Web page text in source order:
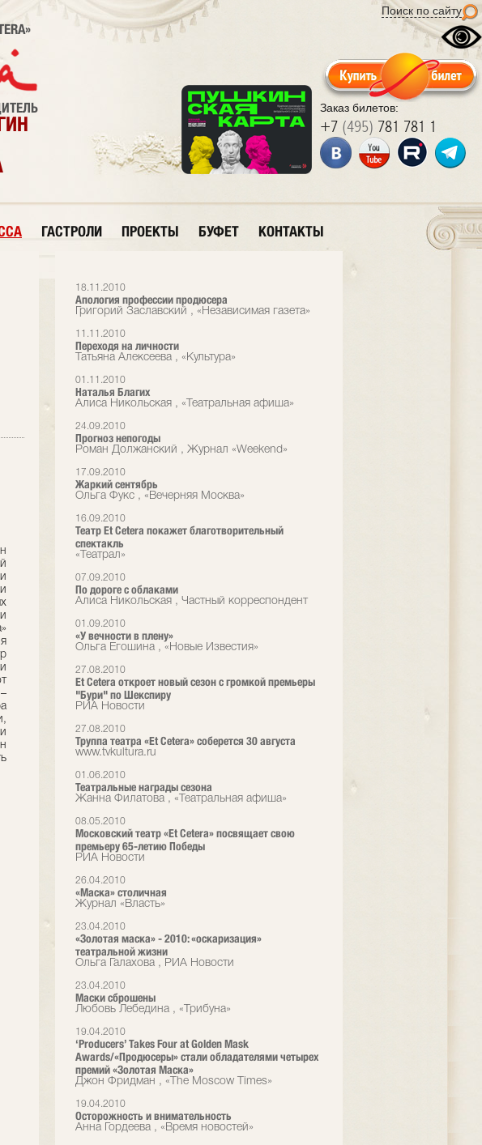
Поиск по сайту
Заказ билетов:
+7 (495) 781 781 1
ГАСТРОЛИ ПРОЕКТЫ БУФЕТ КОНТАКТЫ
18.11.2010
Апология профессии продюсера
Григорий Заславский , «Независимая газета»
11.11.2010
Переходя на личности
Татьяна Алексеева , «Культура»
01.11.2010
Наталья Благих
Алиса Никольская , «Театральная афиша»
24.09.2010
Прогноз непогоды
Роман Должанский , Журнал «Weekend»
17.09.2010
Жаркий сентябрь
Ольга Фукс , «Вечерняя Москва»
16.09.2010
Театр Et Cetera покажет благотворительный
спектакль
«Театрал»
07.09.2010
По дороге с облаками
Алиса Никольская , Частный корреспондент
01.09.2010
«У вечности в плену»
Ольга Егошина , «Новые Известия»
27.08.2010
Et Cetera откроет новый сезон с громкой премьеры
"Бури" по Шекспиру
РИА Новости
27.08.2010
Труппа театра «Et Cetera» соберется 30 августа
www.tvkultura.ru
01.06.2010
Театральные награды сезона
Жанна Филатова , «Театральная афиша»
08.05.2010
Московский театр «Et Cetera» посвящает свою
премьеру 65-летию Победы
РИА Новости
26.04.2010
«Маска» столичная
Журнал «Власть»
23.04.2010
«Золотая маска» - 2010: «оскаризация»
театральной жизни
Ольга Галахова , РИА Новости
23.04.2010
Маски сброшены
Любовь Лебедина , «Трибуна»
19.04.2010
‘Producers’ Takes Four at Golden Mask
Awards/«Продюсеры» стали обладателями четырех
премий «Золотая Маска»
Джон Фридман , «The Moscow Times»
19.04.2010
Осторожность и внимательность
Анна Гордеева , «Время новостей»